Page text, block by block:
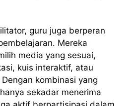
guru juga berperan
Mereka
media yang sesuai,
kuis interaktif, atau
kombinasi yang
sekadar menerima